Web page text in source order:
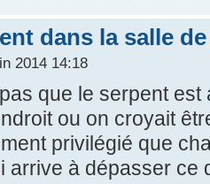
dans la salle
2014 14:18
que le serpent
ou on croyait
privilégié que
arrive à dépasser ce